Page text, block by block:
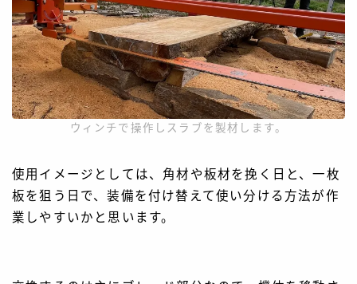
ウィンチで操作しスラブを製材します。
使用イメージとしては、角材や板材を挽く日と、一枚
板を狙う日で、装備を付け替えて使い分ける方法が作
業しやすいかと思います。